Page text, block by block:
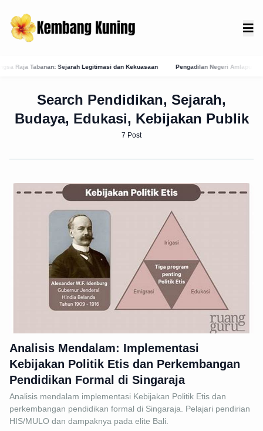
Sejarah Legitimasi dan Kekuasaan Pengadilan Negeri Amlapura: Profil, Layanan
Search Pendidikan, Sejarah,
Budaya, Edukasi, Kebijakan Publik
7 Post
Analisis Mendalam: Implementasi
Kebijakan Politik Etis dan Perkembangan
Pendidikan Formal di Singaraja
Analisis mendalam implementasi Kebijakan Politik Etis dan
perkembangan pendidikan formal di Singaraja. Pelajari pendirian
HIS/MULO dan dampaknya pada elite Bali.